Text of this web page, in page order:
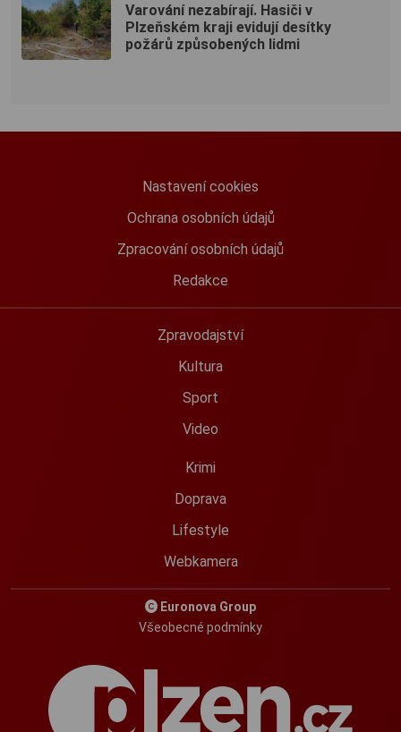
Varování nezabírají. Hasiči v
Plzeňském kraji evidují desítky
požárů způsobených lidmi
Nastavení cookies
Ochrana osobních údajů
Zpracování osobních údajů
Redakce
Zpravodajství
Kultura
Sport
Video
Krimi
Doprava
Lifestyle
Webkamera
Euronova Group
Všeobecné podmínky